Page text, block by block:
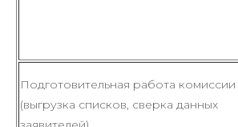
Подготовительная работа комиссии
(выгрузка списков, сверка данных